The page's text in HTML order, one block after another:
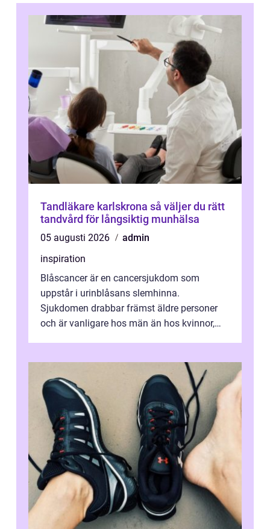
Tandläkare karlskrona så väljer du rätt
tandvård för långsiktig munhälsa
05 augusti 2026
admin
inspiration
Blåscancer är en cancersjukdom som
uppstår i urinblåsans slemhinna.
Sjukdomen drabbar främst äldre personer
och är vanligare hos män än hos kvinnor,